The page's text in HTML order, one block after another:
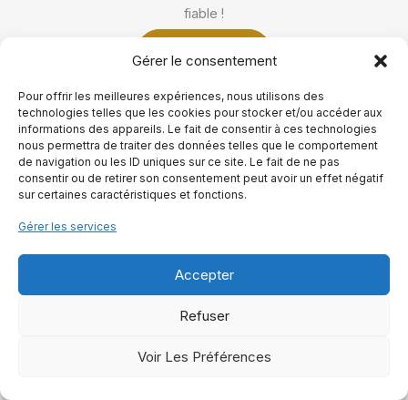
Gérer le consentement
Pour offrir les meilleures expériences, nous utilisons des
technologies telles que les cookies pour stocker et/ou accéder aux
informations des appareils. Le fait de consentir à ces technologies
nous permettra de traiter des données telles que le comportement
de navigation ou les ID uniques sur ce site. Le fait de ne pas
consentir ou de retirer son consentement peut avoir un effet négatif
sur certaines caractéristiques et fonctions.
Gérer les services
Accepter
Refuser
Voir Les Préférences
fiable !
Lire La Suite